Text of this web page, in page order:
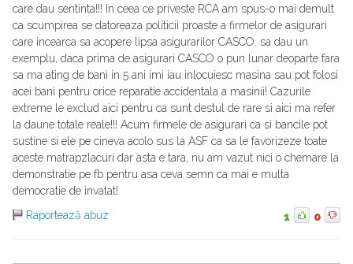
care dau sentinta!!! In ceea ce priveste RCA am spus-o mai demult
ca scumpirea se datoreaza politicii proaste a firmelor de asigurari
care incearca sa acopere lipsa asigurarilor CASCO. sa dau un
exemplu, daca prima de asigurari CASCO o pun lunar deoparte fara
sa ma ating de bani in 5 ani imi iau inlocuiesc masina sau pot folosi
acei bani pentru orice reparatie accidentala a masinii! Cazurile
extreme le exclud aici pentru ca sunt destul de rare si aici ma refer
la daune totale reale!!! Acum firmele de asigurari ca si bancile pot
sustine si ele pe cineva acolo sus la ASF ca sa le favorizeze toate
aceste matrapzlacuri dar asta e tara, nu am vazut nici o chemare la
demonstratie pe fb pentru asa ceva semn ca mai e multa
democratie de invatat!
Raportează abuz
1 0